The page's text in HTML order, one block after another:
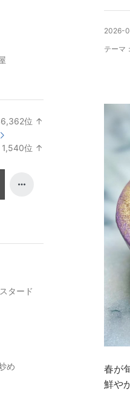
2026-
テーマ：
春が
鮮や
位 ↑
1,540位 ↑
タード
め